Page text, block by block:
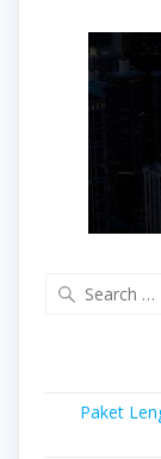
Paket